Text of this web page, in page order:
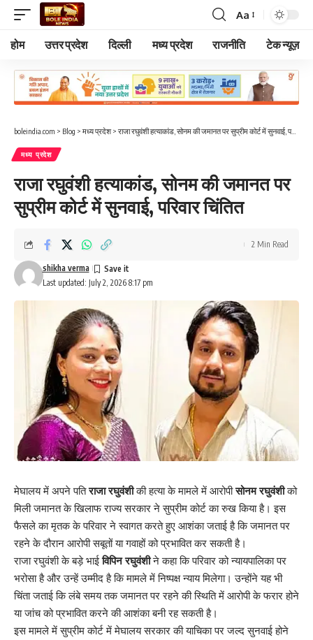
Font
Resizer
Aa
होम उत्तर प्रदेश दिल्ली मध्य प्रदेश राजनीति टेक न्यूज़
boleindia.com > Blog > मध्य प्रदेश> राजा रघुवंशी हत्याकांड, सोनम की जमानत पर सुप्रीम कोर्ट में सुनवाई, परिवार चिंतित
मध्य प्रदेश
राजा रघुवंशी हत्याकांड, सोनम की जमानत पर
सुप्रीम कोर्ट में सुनवाई, परिवार चिंतित
Last updated: July 2, 2026 8:17 pm
shikha verma
2 Min Read
मेघालय में अपने पतिराजा रघुवंशीकी हत्या के मामले में आरोपीसोनम रघुवंशीको
मिली जमानत के खिलाफ राज्य सरकार ने सुप्रीम कोर्ट का रुख किया है। इस
फैसले का मृतक के परिवार ने स्वागत करते हुए आशंका जताई है कि जमानत पर
रहने के दौरान आरोपी सबूतों या गवाहों को प्रभावित कर सकती है।
राजा रघुवंशी के बड़े भाईविपिन रघुवंशीने कहा कि परिवार को न्यायपालिका पर
भरोसा है और उन्हें उम्मीद है कि मामले में निष्पक्ष न्याय मिलेगा। उन्होंने यह भी
चिंता जताई कि लंबे समय तक जमानत पर रहने की स्थिति में आरोपी के फरार होने
या जांच को प्रभावित करने की आशंका बनी रह सकती है।
इस मामले में सुप्रीम कोर्ट में मेघालय सरकार की याचिका पर जल्द सुनवाई होने